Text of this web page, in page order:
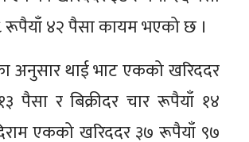
रूपैयाँ ४२ पैसा कायम भएको छ ।
अनुसार थाई भाट एकको खरिददर
पैसा र बिक्रीदर चार रूपैयाँ १४
एकको खरिददर ३७ रूपैयाँ ९७